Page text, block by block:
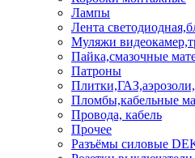
Лампы
Лента
Муляжи
Пайка,смазочные
Патроны
Пломбы,кабельные
Провода, кабель
Прочее
Разъёмы силовые